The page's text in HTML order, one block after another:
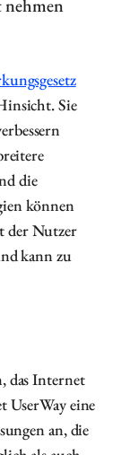
nehmen
Sie
die
können
der Nutzer
kann zu
das Internet
UserWay eine
an, die